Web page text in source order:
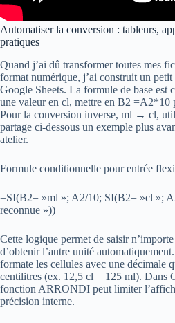
Automatiser la conversion : tableurs,
pratiques
Quand j’ai dû transformer toutes mes
format numérique, j’ai construit un petit
Google Sheets. La formule de base est
une valeur en cl, mettre en B2 =A2*10
Pour la conversion inverse, ml → cl,
partage ci-dessous un exemple plus
atelier.
Formule conditionnelle pour entrée
=SI(B2= »ml »; A2/10; SI(B2= »cl »;
reconnue »))
Cette logique permet de saisir
d’obtenir l’autre unité
formate les cellules avec une décimale
centilitres (ex. 12,5 cl = 125 ml). Dans
fonction ARRONDI peut limiter
précision interne.